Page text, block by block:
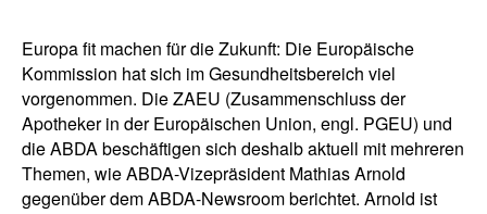
Europa fit machen für die Zukunft: Die Europäische
Kommission hat sich im Gesundheitsbereich viel
vorgenommen. Die ZAEU (Zusammenschluss der
Apotheker in der Europäischen Union, engl. PGEU) und
die ABDA beschäftigen sich deshalb aktuell mit mehreren
Themen, wie ABDA-Vizepräsident Mathias Arnold
gegenüber dem ABDA-Newsroom berichtet. Arnold ist